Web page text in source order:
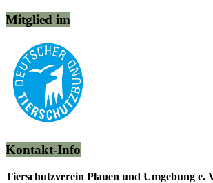
Mitglied im
Kontakt-Info
Tierschutzverein Plauen und Umgebung e.